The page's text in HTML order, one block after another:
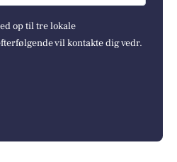
op til tre lokale
vil kontakte dig vedr.